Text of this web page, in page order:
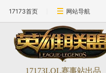
17173首页 网站导航
17173LOL赛事站出品